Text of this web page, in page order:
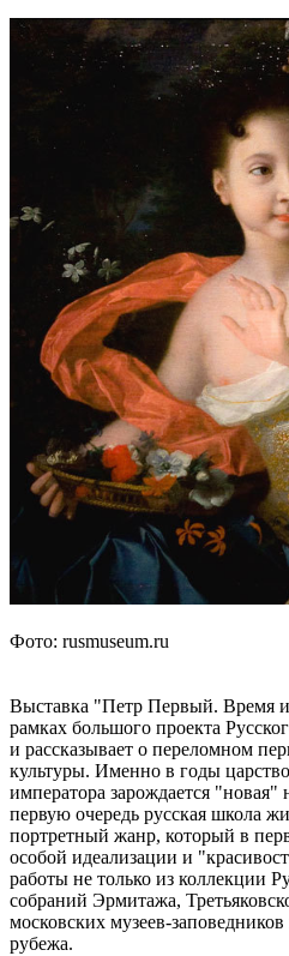
Фото: rusmuseum.ru
Выставка "Петр Первый. Время
рамках большого проекта
и рассказывает о переломном
культуры. Именно в годы
императора зарождается "новая"
первую очередь русская школа
портретный жанр, который в
особой идеализации и
работы не только из коллекции
собраний Эрмитажа,
московских музеев-заповедников
рубежа.